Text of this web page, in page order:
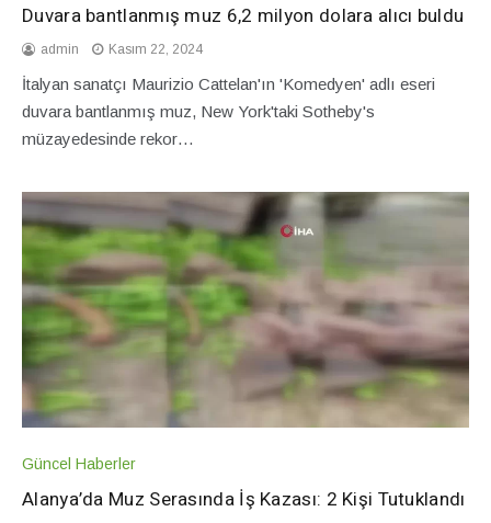
Duvara bantlanmış muz 6,2 milyon dolara alıcı buldu
admin Kasım 22, 2024
İtalyan sanatçı Maurizio Cattelan'ın 'Komedyen' adlı eseri
duvara bantlanmış muz, New York'taki Sotheby's
müzayedesinde rekor…
Güncel Haberler
Alanya’da Muz Serasında İş Kazası: 2 Kişi Tutuklandı